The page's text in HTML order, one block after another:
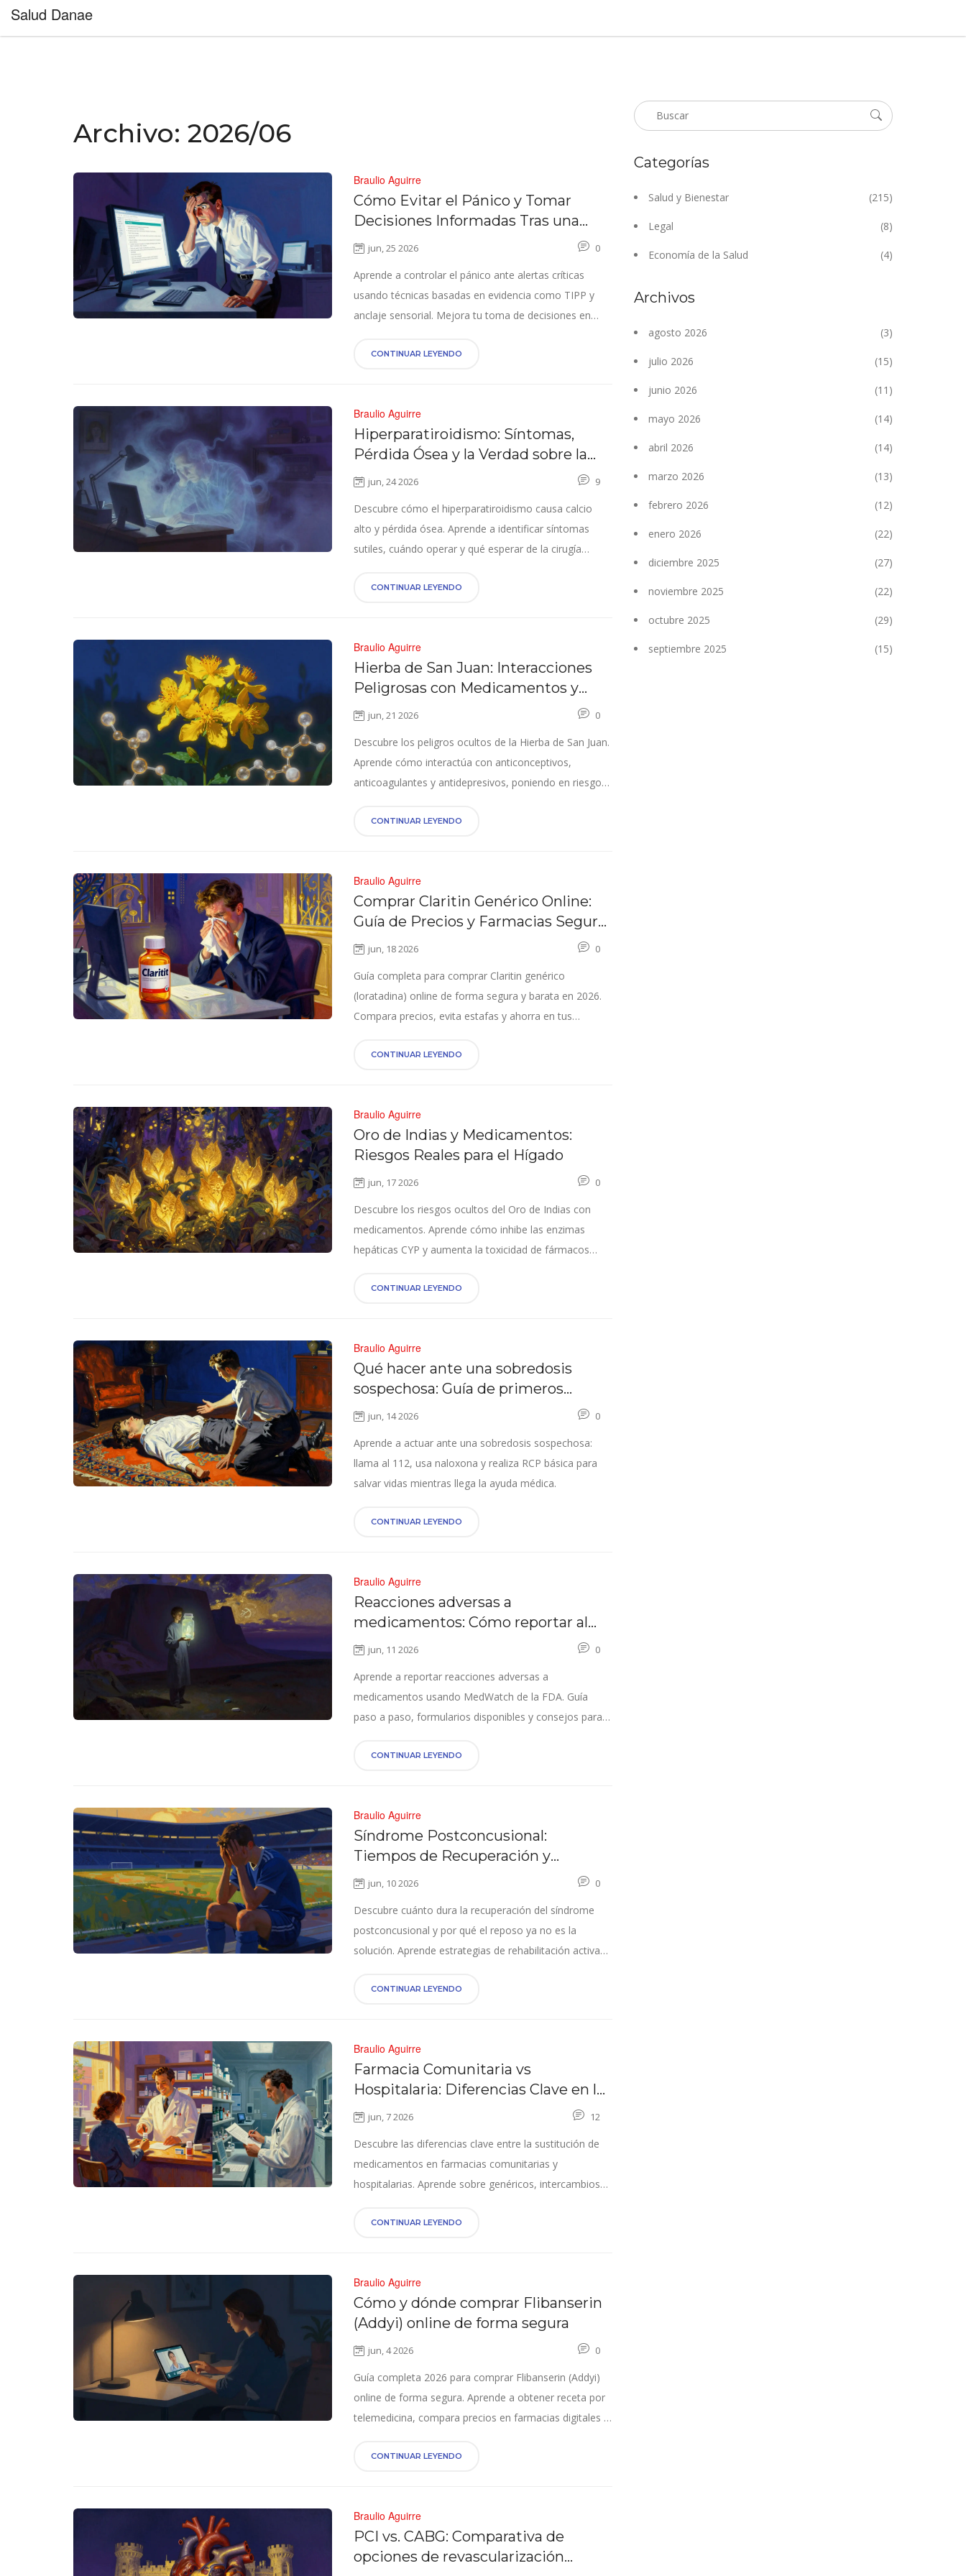
Salud Danae
Archivo: 2026/06
Braulio Aguirre
Cómo Evitar el Pánico y Tomar
Decisiones Informadas Tras una
Alerta de Seguridad
jun, 25 2026 0
Aprende a controlar el pánico ante alertas críticas
usando técnicas basadas en evidencia como TIPP y
anclaje sensorial. Mejora tu toma de decisiones en
presión.
CONTINUAR LEYENDO
Braulio Aguirre
Hiperparatiroidismo: Síntomas,
Pérdida Ósea y la Verdad sobre la
Cirugía
jun, 24 2026 9
Descubre cómo el hiperparatiroidismo causa calcio
alto y pérdida ósea. Aprende a identificar síntomas
sutiles, cuándo operar y qué esperar de la cirugía
CONTINUAR LEYENDO
Braulio Aguirre
Hierba de San Juan: Interacciones
Peligrosas con Medicamentos y
Riesgos
jun, 21 2026 0
Descubre los peligros ocultos de la Hierba de San Juan.
Aprende cómo interactúa con anticonceptivos,
anticoagulantes y antidepresivos, poniendo en riesgo
CONTINUAR LEYENDO
Braulio Aguirre
Comprar Claritin Genérico Online:
Guía de Precios y Farmacias Seguras
2026
jun, 18 2026 0
Guía completa para comprar Claritin genérico
(loratadina) online de forma segura y barata en 2026.
Compara precios, evita estafas y ahorra en tus
CONTINUAR LEYENDO
Braulio Aguirre
Oro de Indias y Medicamentos:
Riesgos Reales para el Hígado
jun, 17 2026 0
Descubre los riesgos ocultos del Oro de Indias con
medicamentos. Aprende cómo inhibe las enzimas
hepáticas CYP y aumenta la toxicidad de fármacos
CONTINUAR LEYENDO
Braulio Aguirre
Qué hacer ante una sobredosis
sospechosa: Guía de primeros
auxilios paso a paso
jun, 14 2026 0
Aprende a actuar ante una sobredosis sospechosa:
llama al 112, usa naloxona y realiza RCP básica para
salvar vidas mientras llega la ayuda médica.
CONTINUAR LEYENDO
Braulio Aguirre
Reacciones adversas a
medicamentos: Cómo reportar al
FDA MedWatch
jun, 11 2026 0
Aprende a reportar reacciones adversas a
medicamentos usando MedWatch de la FDA. Guía
paso a paso, formularios disponibles y consejos para
CONTINUAR LEYENDO
Braulio Aguirre
Síndrome Postconcusional:
Tiempos de Recuperación y
Estrategias de Manejo
jun, 10 2026 0
Descubre cuánto dura la recuperación del síndrome
postconcusional y por qué el reposo ya no es la
solución. Aprende estrategias de rehabilitación activa
persistentes.
CONTINUAR LEYENDO
Braulio Aguirre
Farmacia Comunitaria vs
Hospitalaria: Diferencias Clave en la
Sustitución de Medicamentos
jun, 7 2026 12
Descubre las diferencias clave entre la sustitución de
medicamentos en farmacias comunitarias y
hospitalarias. Aprende sobre genéricos, intercambios
CONTINUAR LEYENDO
Braulio Aguirre
Cómo y dónde comprar Flibanserin
(Addyi) online de forma segura
jun, 4 2026 0
Guía completa 2026 para comprar Flibanserin (Addyi)
online de forma segura. Aprende a obtener receta por
telemedicina, compara precios en farmacias digitales y
CONTINUAR LEYENDO
Braulio Aguirre
PCI vs. CABG: Comparativa de
opciones de revascularización
Categorías
Salud y Bienestar (215)
Legal (8)
Economía de la Salud (4)
Archivos
agosto 2026 (3)
julio 2026 (15)
junio 2026 (11)
mayo 2026 (14)
abril 2026 (14)
marzo 2026 (13)
febrero 2026 (12)
enero 2026 (22)
diciembre 2025 (27)
noviembre 2025 (22)
octubre 2025 (29)
septiembre 2025 (15)